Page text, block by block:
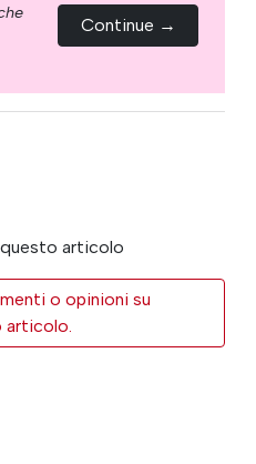
Continue →
articolo
o opinioni su
articolo.